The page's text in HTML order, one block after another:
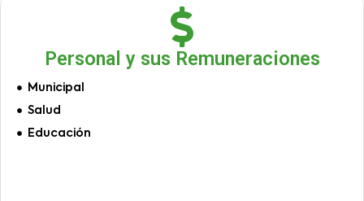
Personal y sus Remuneraciones
Municipal
Salud
Educación